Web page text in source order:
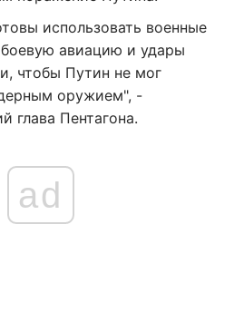
использовать военные
авиацию и удары
чтобы Путин не мог
оружием", -
глава Пентагона.
ad